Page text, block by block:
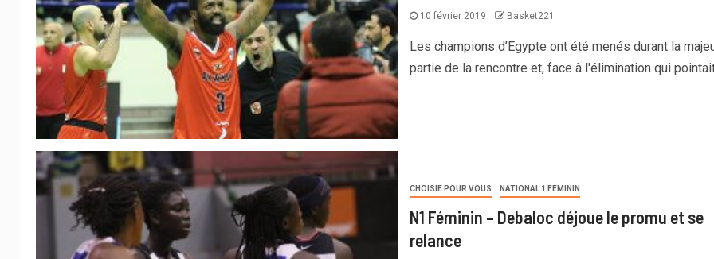
10 février 2019 Basket221
Les champions d’Egypte ont été menés durant la
partie de la rencontre et, face à l'élimination qui pointait
CHOISIE POUR VOUS NATIONAL 1 FÉMININ
N1 Féminin – Debaloc déjoue le promu et se
relance